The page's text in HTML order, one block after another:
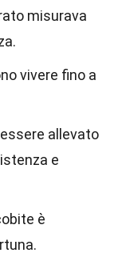
misurava
vivere fino a
allevato
e
è